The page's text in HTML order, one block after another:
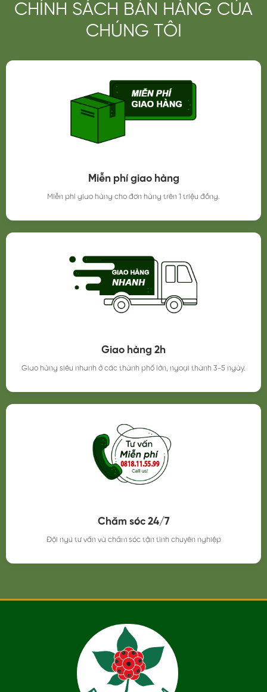
CHÍNH SÁCH BÁN HÀNG CỦA
CHÚNG TÔI
Miễn phí giao hàng
Miễn phí giao hàng cho đơn hàng trên 1 triệu đồng.
Giao hàng 2h
Giao hàng siêu nhanh ở các thành phố lớn, ngoại thành 3-5 ngày.
Chăm sóc 24/7
Đội ngũ tư vấn và chăm sóc tận tình chuyên nghiệp